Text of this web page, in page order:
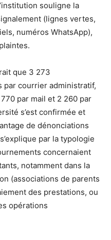
souligne la
(lignes vertes,
numéros WhatsApp),
que 3 273
par courrier administratif,
par mail et 2 260 par
s’est confirmée et
de dénonciations
par la typologie
concernaient
notamment dans la
(associations de parents
des prestations, ou
opérations